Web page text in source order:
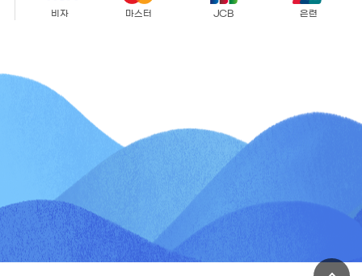
비자 마스터 JCB 은련